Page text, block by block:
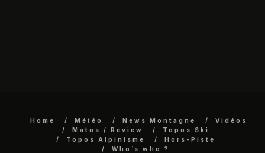
Home Météo News Montagne
Vidéos
Matos / Review
Topos Ski
Topos Alpinisme
Hors-Piste
Who’s who ?